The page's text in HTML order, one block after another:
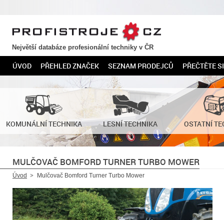
PROFISTROJE.CZ
Největší databáze profesionální techniky v ČR
ÚVOD PŘEHLED ZNAČEK SEZNAM PRODEJCŮ PŘEČTĚTE SI
KOMUNÁLNÍ TECHNIKA LESNÍ TECHNIKA OSTATNÍ
MULČOVAČ BOMFORD TURNER TURBO MOWER
Úvod Mulčovač Bomford Turner Turbo Mower